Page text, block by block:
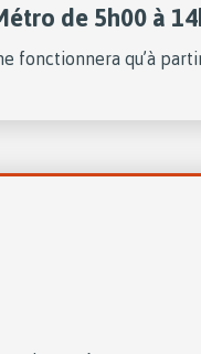
de 5h00 à
fonctionnera qu’à